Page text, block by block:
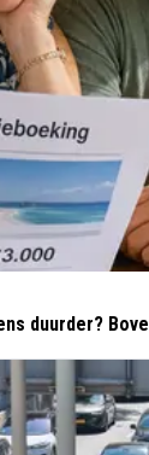
duurder?